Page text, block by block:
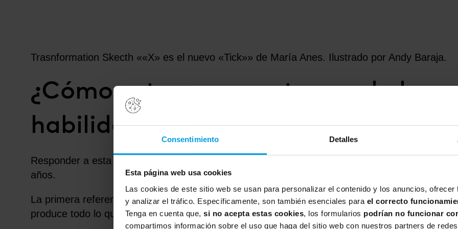
Consentimiento Detalles
Esta página web usa cookies
Las cookies de este sitio web se usan para personalizar el contenido y los anuncios,
y analizar el tráfico. Específicamente, son también esenciales para el correcto
Tenga en cuenta que, si no acepta estas cookies, los formularios podrían no funcionar
compartimos información sobre el uso que haga del sitio web con nuestros partners de
Trasnformation Skecth ««X» es el nuevo «Tick»» de María Anes. Ilustrado por Andy Baraja.
¿Cómo estamos construyendo los
habilidades?
Responder a esta pregunta supone ver en retrospectiva los diferentes contextos y
años.
La primera referencia temporal nos sitúa en la1ª Revolución Industrialdonde el
produce todo lo que puedas y hazlo con el menor coste posible” programaba la forma de